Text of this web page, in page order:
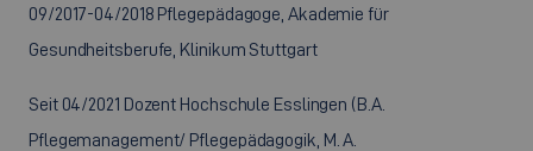
09/2017-04/2018 Pflegepädagoge, Akademie für
Gesundheitsberufe, Klinikum Stuttgart
Seit 04/2021 Dozent Hochschule Esslingen (B.A.
Pflegemanagement/ Pflegepädagogik, M. A.